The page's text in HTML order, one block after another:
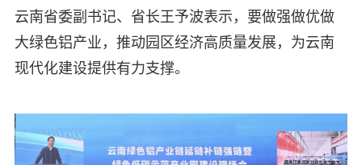
云南省委副书记、省长王予波表示，要做强做优做
大绿色铝产业，推动园区经济高质量发展，为云南
现代化建设提供有力支撑。